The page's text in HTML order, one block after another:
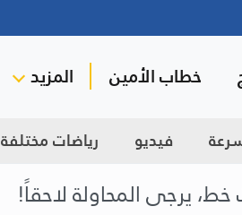
خطاب الأمين المزيد
فيديو رياضات مختلفة
يرجى المحاولة لاحقاً!